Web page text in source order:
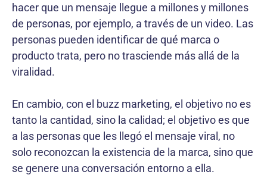
hacer que un mensaje llegue a millones y millones
de personas, por ejemplo, a través de un video. Las
personas pueden identificar de qué marca o
producto trata, pero no trasciende más allá de la
viralidad.
En cambio, con el buzz marketing, el objetivo no es
tanto la cantidad, sino la calidad; el objetivo es que
a las personas que les llegó el mensaje viral, no
solo reconozcan la existencia de la marca, sino que
se genere una conversación entorno a ella.